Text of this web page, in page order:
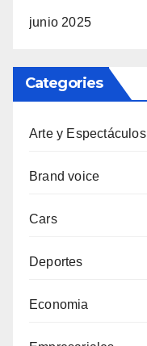
junio 2025
Categories
Arte y Espectáculos
Brand voice
Cars
Deportes
Economia